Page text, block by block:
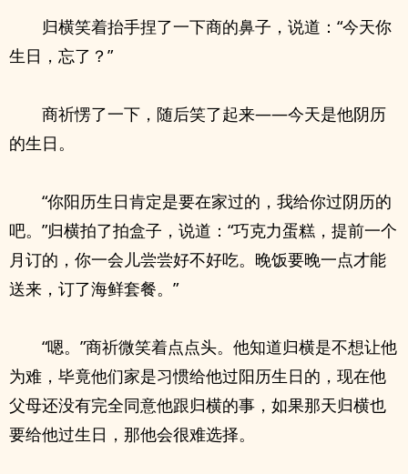
归横笑着抬手捏了一下商的鼻子，说道：“今天你
生日，忘了？”
商祈愣了一下，随后笑了起来——今天是他阴历
的生日。
“你阳历生日肯定是要在家过的，我给你过阴历的
吧。”归横拍了拍盒子，说道：“巧克力蛋糕，提前一个
月订的，你一会儿尝尝好不好吃。晚饭要晚一点才能
送来，订了海鲜套餐。”
“嗯。”商祈微笑着点点头。他知道归横是不想让他
为难，毕竟他们家是习惯给他过阳历生日的，现在他
父母还没有完全同意他跟归横的事，如果那天归横也
要给他过生日，那他会很难选择。